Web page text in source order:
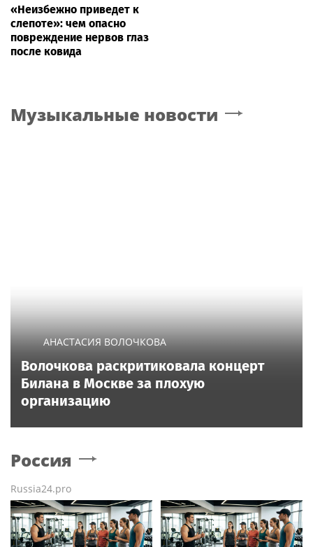
«Неизбежно приведет к
слепоте»: чем опасно
повреждение нервов глаз
после ковида
Музыкальные новости
АНАСТАСИЯ ВОЛОЧКОВА
Волочкова раскритиковала концерт
Билана в Москве за плохую
организацию
Россия
Russia24.pro